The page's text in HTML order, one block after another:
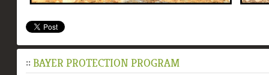
:: BAYER PROTECTION PROGRAM